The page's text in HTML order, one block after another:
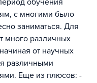
обучения
с многими было
заниматься. Для
много различных
от научных
различными
Еще из плюсов: -